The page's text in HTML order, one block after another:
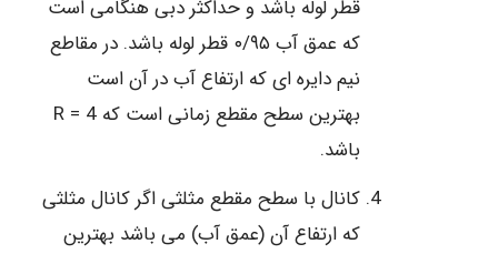
قطر لوله باشد و حداکثر دبی هنگامی است
که عمق آب ۰/۹۵ قطر لوله باشد. در مقاطع
نیم دایره ای که ارتفاع آب در آن است
بهترین سطح مقطع زمانی است که 4 = R
باشد.
کانال با سطح مقطع مثلثی اگر کانال مثلثی
که ارتفاع آن (عمق آب) می باشد بهترین